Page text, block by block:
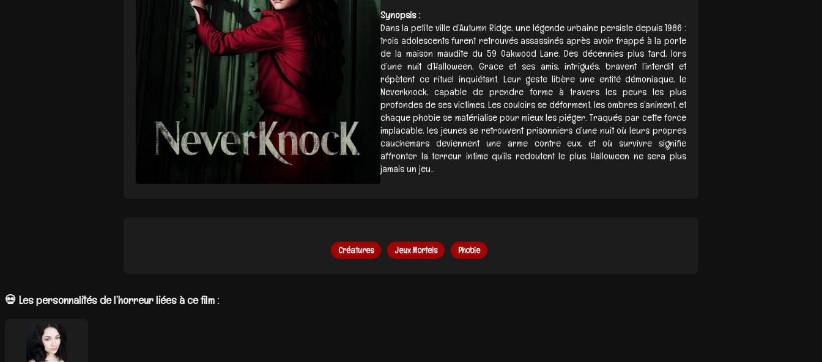
Synopsis :
Dans la petite ville d’Autumn Ridge, une légende urbaine persiste depuis 1986 :
trois adolescents furent retrouvés assassinés après avoir frappé à la porte
de la maison maudite du 59 Oakwood Lane. Des décennies plus tard, lors
d’une nuit d’Halloween, Grace et ses amis, intrigués, bravent l’interdit et
répètent ce rituel inquiétant. Leur geste libère une entité démoniaque, le
Neverknock, capable de prendre forme à travers les peurs les plus
profondes de ses victimes. Les couloirs se déforment, les ombres s’animent, et
chaque phobie se matérialise pour mieux les piéger. Traqués par cette force
implacable, les jeunes se retrouvent prisonniers d’une nuit où leurs propres
cauchemars deviennent une arme contre eux, et où survivre signifie
affronter la terreur intime qu’ils redoutent le plus. Halloween ne sera plus
jamais un jeu...
Créatures Jeux Mortels Phobie
💀 Les personnalités de l’horreur liées à ce film :